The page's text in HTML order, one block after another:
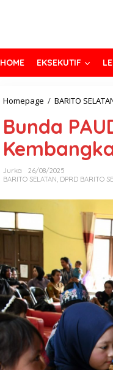
HOME EKSEKUTIF
Homepage / BARITO
Bunda
Jurka
26/08/2025
BARITO SELATAN, DPRD BARITO